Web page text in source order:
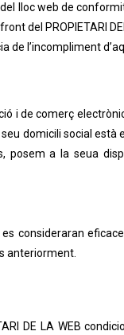
lloc web de
del PROPIETARI
de l’incompliment
i de comerç
domicili social està
posem a la seua
es consideraran
anteriorment.
DE LA WEB